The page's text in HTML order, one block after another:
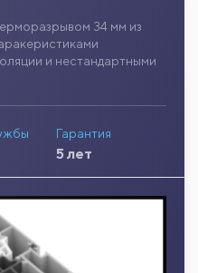
34 мм из
и нестандартными
Гарантия
5 лет